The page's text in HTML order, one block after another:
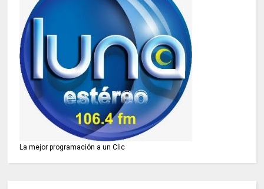
La mejor programación a un Clic